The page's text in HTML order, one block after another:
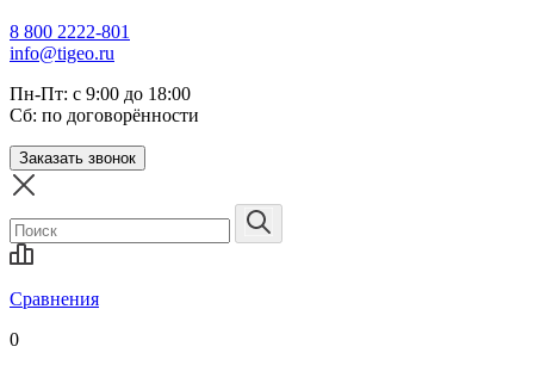
8 800 2222-801
info@tigeo.ru
Пн-Пт: с 9:00 до 18:00
Сб: по договорённости
Заказать звонок
Сравнения
0